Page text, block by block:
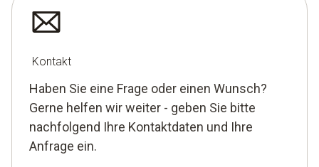
Kontakt
Haben Sie eine Frage oder einen Wunsch?
Gerne helfen wir weiter - geben Sie bitte
nachfolgend Ihre Kontaktdaten und Ihre
Anfrage ein.